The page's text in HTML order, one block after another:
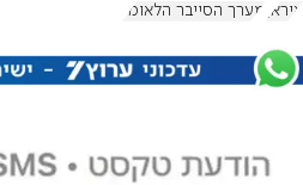
איראן מערך הסייבר הלאומי